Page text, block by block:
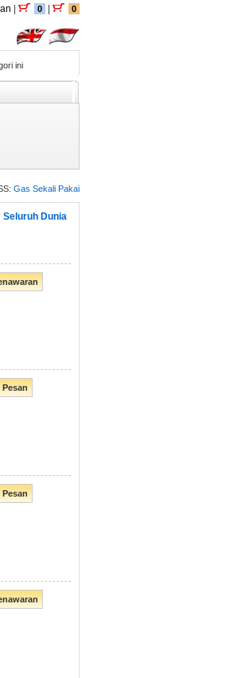
0 0
ini
Gas Sekali Pakai
Seluruh Dunia